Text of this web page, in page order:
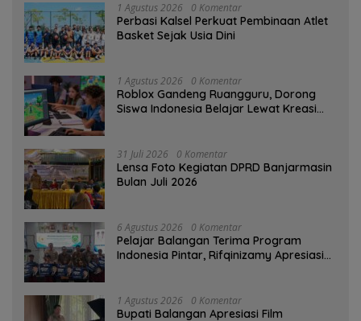
1 Agustus 2026 0 Komentar
Perbasi Kalsel Perkuat Pembinaan Atlet
Basket Sejak Usia Dini
1 Agustus 2026 0 Komentar
Roblox Gandeng Ruangguru, Dorong
Siswa Indonesia Belajar Lewat Kreasi
31 Juli 2026 0 Komentar
Lensa Foto Kegiatan DPRD Banjarmasin
Bulan Juli 2026
6 Agustus 2026 0 Komentar
Pelajar Balangan Terima Program
Indonesia Pintar, Rifqinizamy Apresiasi
1 Agustus 2026 0 Komentar
Bupati Balangan Apresiasi Film